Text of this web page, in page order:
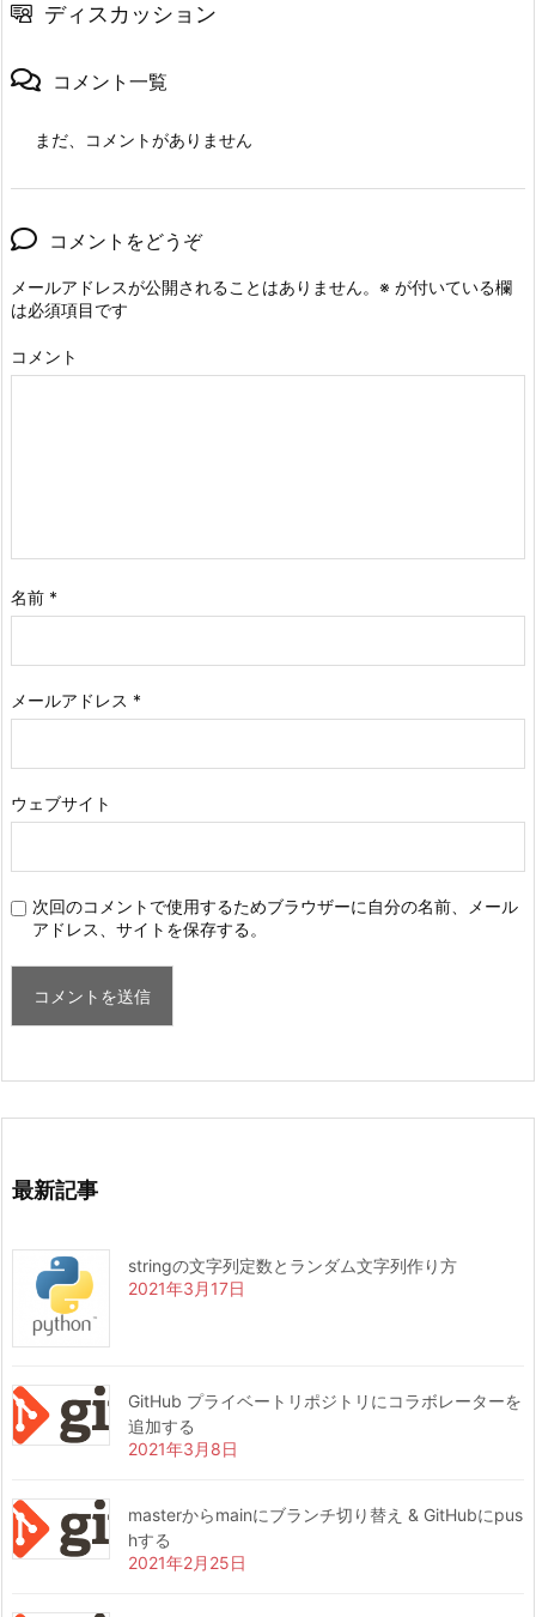
ディスカッション
コメント一覧
まだ、コメントがありません
コメントをどうぞ
メールアドレスが公開されることはありません。 ※ が付いている欄
は必須項目です
コメント
名前 *
メールアドレス *
ウェブサイト
次回のコメントで使用するためブラウザーに自分の名前、メール
アドレス、サイトを保存する。
最新記事
stringの文字列定数とランダム文字列作り方
2021年3月17日
GitHub プライベートリポジトリにコラボレーターを
追加する
2021年3月8日
masterからmainにブランチ切り替え & GitHubにpus
hする
2021年2月25日